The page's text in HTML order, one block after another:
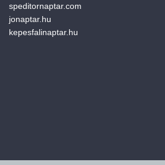
speditornaptar.com
jonaptar.hu
kepesfalinaptar.hu